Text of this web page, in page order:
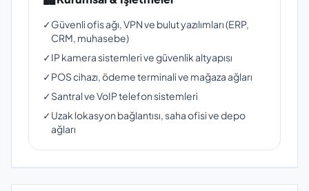
✓Güvenli ofis ağı, VPN ve bulut yazılımları (ERP,
CRM, muhasebe)
✓IP kamera sistemleri ve güvenlik altyapısı
✓POS cihazı, ödeme terminali ve mağaza ağları
✓Santral ve VoIP telefon sistemleri
✓Uzak lokasyon bağlantısı, saha ofisi ve depo
ağları